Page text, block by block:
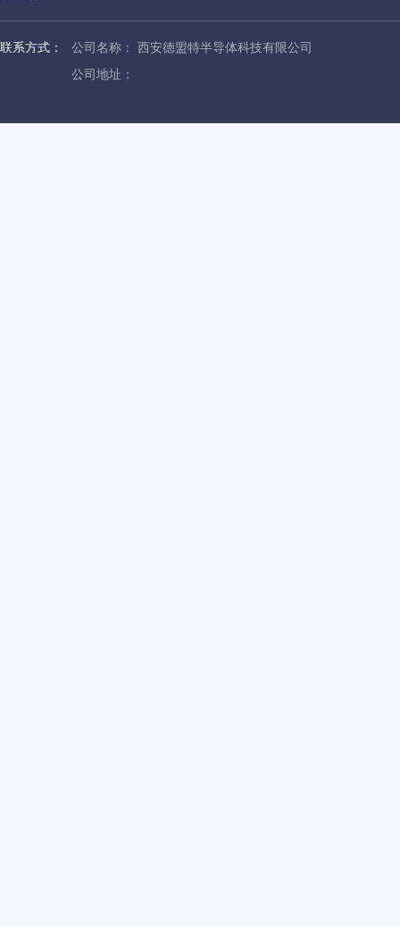
联系方式：
公司名称： 西安德盟特半导体科技有限公司
公司地址：